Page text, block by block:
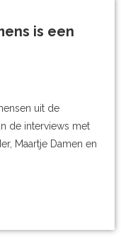
is een
uit de
de interviews met
Maartje Damen en